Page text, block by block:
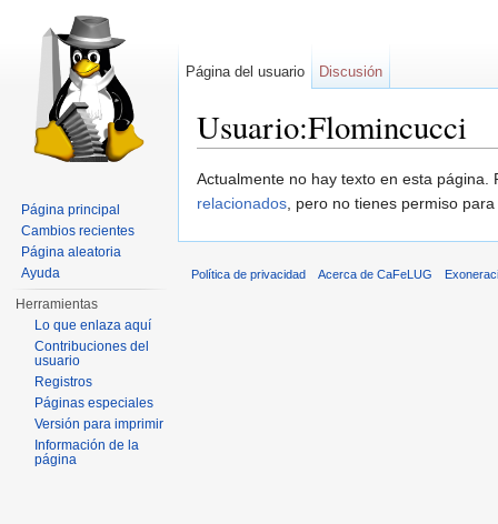
Usuario:Flomincucci
Actualmente no hay texto en esta página.
relacionados, pero no tienes permiso
Página del usuario Discusión
Página principal
Cambios recientes
Página aleatoria
Ayuda
Herramientas
Lo que enlaza aquí
Contribuciones del
usuario
Registros
Páginas especiales
Versión para imprimir
Información de la
página
Política de privacidad Acerca de CaFeLUG